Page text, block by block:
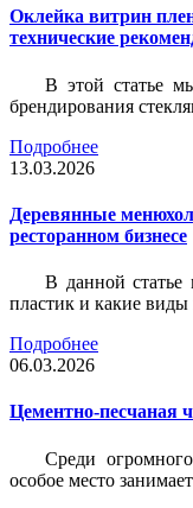
Оклейка витрин
технические
В этой статье
брендирования
Подробнее
13.03.2026
Деревянные
ресторанном бизнесе
В данной статье
пластик и какие
Подробнее
06.03.2026
Цементно-песчаная
Среди
особое место